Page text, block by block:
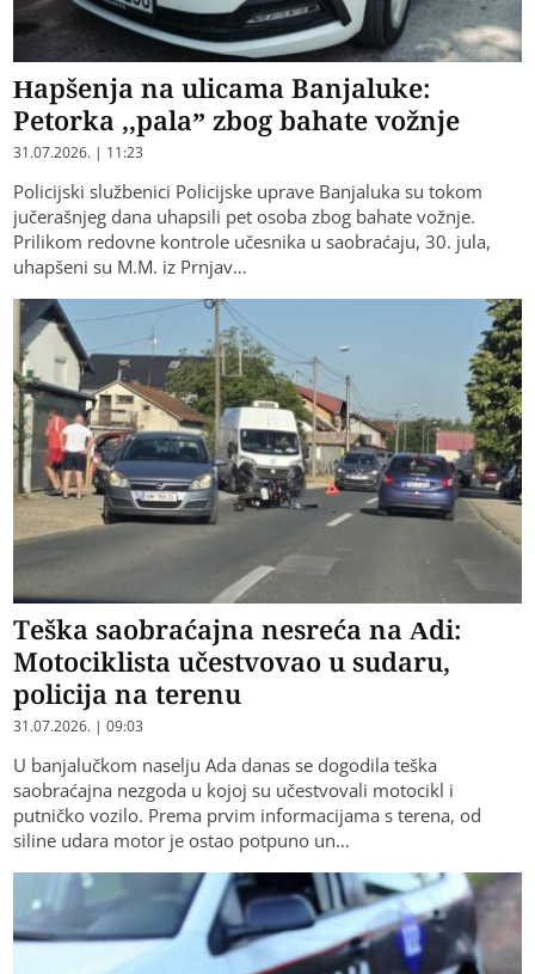
Hapšenja na ulicama Banjaluke:
Petorka ,,pala” zbog bahate vožnje
31.07.2026. | 11:23
Policijski službenici Policijske uprave Banjaluka su tokom
jučerašnjeg dana uhapsili pet osoba zbog bahate vožnje.
Prilikom redovne kontrole učesnika u saobraćaju, 30. jula,
uhapšeni su M.M. iz Prnjav…
Teška saobraćajna nesreća na Adi:
Motociklista učestvovao u sudaru,
policija na terenu
31.07.2026. | 09:03
​U banjalučkom naselju Ada danas se dogodila teška
saobraćajna nezgoda u kojoj su učestvovali motocikl i
putničko vozilo. Prema prvim informacijama s terena, od
siline udara motor je ostao potpuno un…